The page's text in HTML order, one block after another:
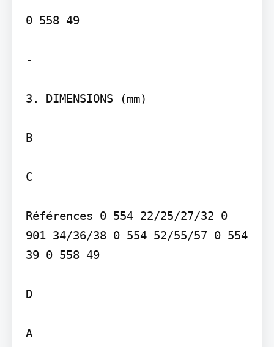
0 558 49
-
3. DIMENSIONS (mm)
B
C
Références 0 554 22/25/27/32 0
901 34/36/38 0 554 52/55/57 0 554
39 0 558 49
D
A